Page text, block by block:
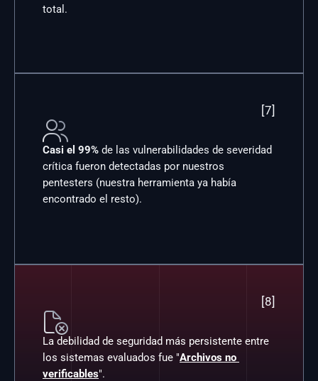
total.
[7]

Casi el 99% de las vulnerabilidades de severidad
crítica fueron detectadas por nuestros
pentesters (nuestra herramienta ya había
encontrado el resto).
[8]

La debilidad de seguridad más persistente entre
los sistemas evaluados fue "Archivos no
verificables".